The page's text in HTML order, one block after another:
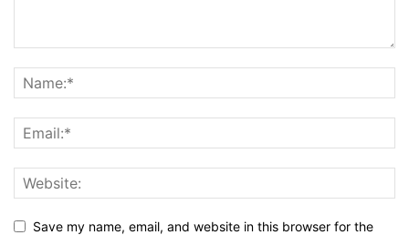
Save my name, email, and website in this browser for the